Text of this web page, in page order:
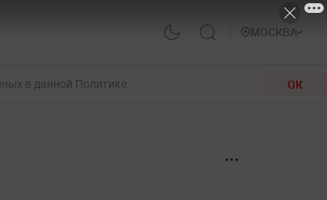
МОСКВА
в данной Политике. ОК